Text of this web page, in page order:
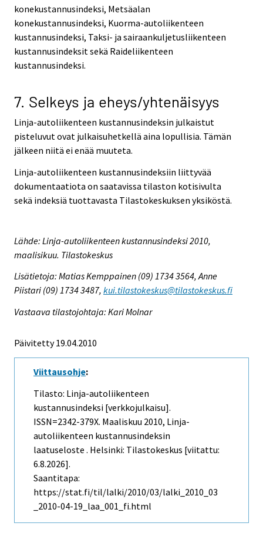
konekustannusindeksi, Metsäalan
konekustannusindeksi, Kuorma-autoliikenteen
kustannusindeksi, Taksi- ja sairaankuljetusliikenteen
kustannusindeksit sekä Raideliikenteen
kustannusindeksi.
7. Selkeys ja eheys/yhtenäisyys
Linja-autoliikenteen kustannusindeksin julkaistut
pisteluvut ovat julkaisuhetkellä aina lopullisia. Tämän
jälkeen niitä ei enää muuteta.
Linja-autoliikenteen kustannusindeksiin liittyvää
dokumentaatiota on saatavissa tilaston kotisivulta
sekä indeksiä tuottavasta Tilastokeskuksen yksiköstä.
Lähde: Linja-autoliikenteen kustannusindeksi 2010,
maalisikuu. Tilastokeskus
Lisätietoja: Matias Kemppainen (09) 1734 3564, Anne
Piistari (09) 1734 3487, kui.tilastokeskus@tilastokeskus.fi
Vastaava tilastojohtaja: Kari Molnar
Päivitetty 19.04.2010
Viittausohje:
Tilasto: Linja-autoliikenteen
kustannusindeksi [verkkojulkaisu].
ISSN=2342-379X. Maaliskuu 2010, Linja-
autoliikenteen kustannusindeksin
laatuseloste . Helsinki: Tilastokeskus [viitattu:
6.8.2026].
Saantitapa:
https://stat.fi/til/lalki/2010/03/lalki_2010_03
_2010-04-19_laa_001_fi.html